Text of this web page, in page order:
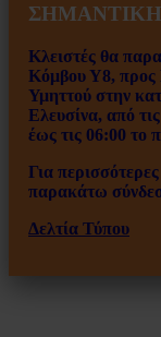
Κλειστές θα
Κόμβου Υ8, προς
Υμηττού στην
Ελευσίνα, από
έως τις 06:00 το
Για
παρακάτω
Δελτία Τύπου